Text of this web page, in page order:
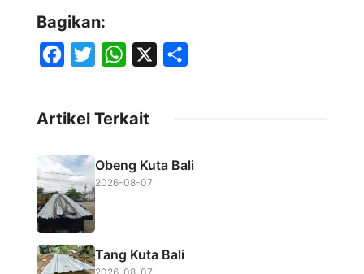
Bagikan:
e
b
o
o
k
t
e
t
A
Artikel Terkait
Obeng Kuta Bali
2026-08-07
Tang Kuta Bali